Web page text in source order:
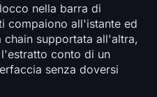
nella barra di
compaiono all'istante ed
chain supportata all'altra,
conto di un
senza doversi